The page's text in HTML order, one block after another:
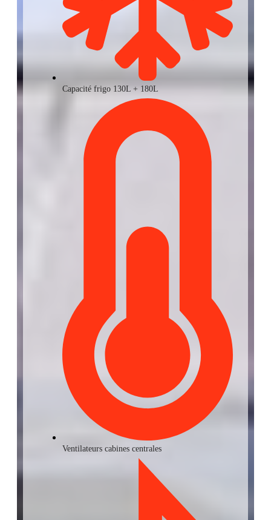
Capacité frigo 130L + 180L
Ventilateurs cabines centrales